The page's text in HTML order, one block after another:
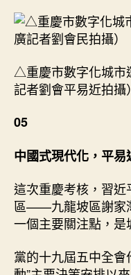
△重慶市數字化城市
記者劉會平易近拍攝）
05
中國式現代化，平易
這次重慶考核，習
區——九龍坡區謝家
一個主要關注點，是
黨的十九屆五中全